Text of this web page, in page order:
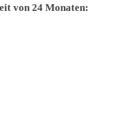
von 24 Monaten: